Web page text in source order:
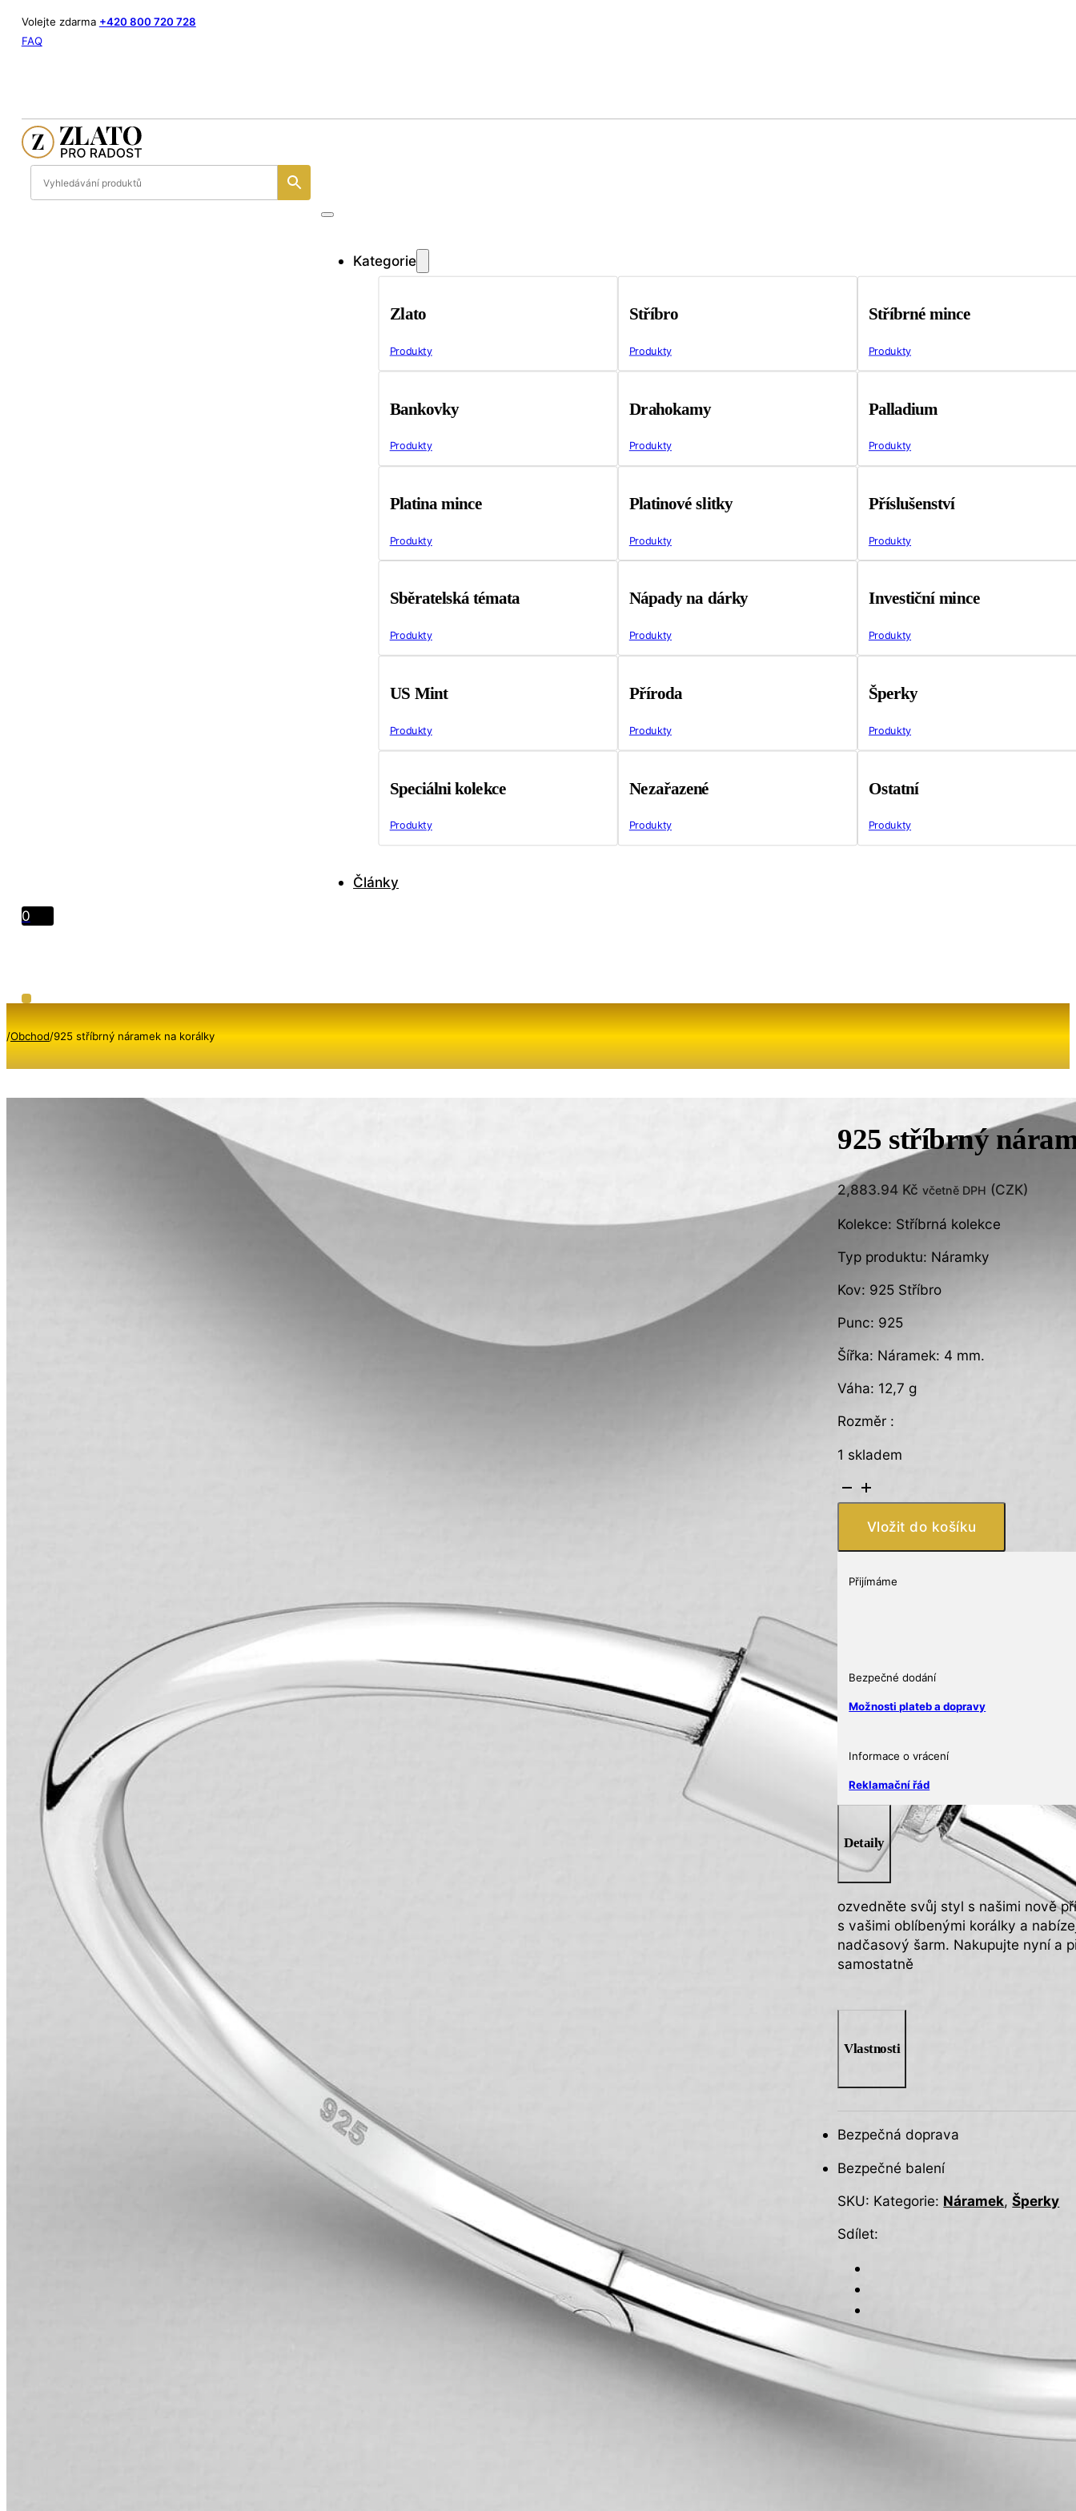
Volejte zdarma +420 800 720 728
FAQ
Kategorie
Zlato
Produkty
Stříbro
Produkty
Stříbrné mince
Produkty
Bankovky
Produkty
Drahokamy
Produkty
Palladium
Produkty
Platina mince
Produkty
Platinové slitky
Produkty
Příslušenství
Produkty
Sběratelská témata
Produkty
Nápady na dárky
Produkty
Investiční mince
Produkty
US Mint
Produkty
Příroda
Produkty
Šperky
Produkty
Speciálni kolekce
Produkty
Nezařazené
Produkty
Ostatní
Produkty
Články
0
/Obchod/925 stříbrný náramek na korálky
925 stříbrný
2,883.94 Kč včetně DPH (CZK)
Kolekce: Stříbrná kolekce
Typ produktu: Náramky
Kov: 925 Stříbro
Punc: 925
Šířka: Náramek: 4 mm.
Váha: 12,7 g
Rozměr :
1 skladem
925
stříbrný
náramek
množství
Vložit do košíku
Přijímáme
Bezpečné dodání
Možnosti plateb a dopravy
Informace o vrácení
Reklamační řád
Detaily
ozvedněte svůj styl s našimi nově
s vašimi oblíbenými korálky a
nadčasový šarm. Nakupujte nyní a
samostatně
Vlastnosti
Bezpečná doprava
Bezpečné balení
SKU: Kategorie: Náramek,Šperky
Sdílet: